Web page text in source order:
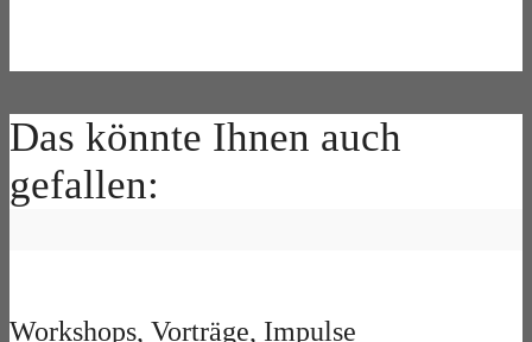
Das könnte Ihnen auch
gefallen:
Workshops, Vorträge, Impulse